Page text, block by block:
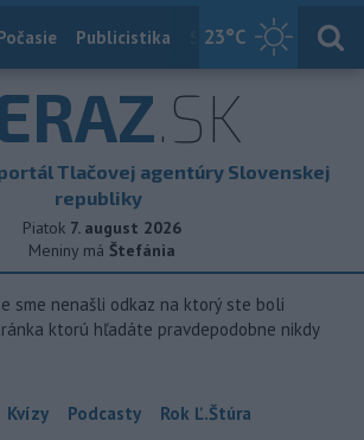
23°C
Publicistika Slovensko
.SK
Tlačovej agentúry Slovenskej
republiky
Piatok 7. august 2026
Meniny má Štefánia
sme nenašli odkaz na ktorý ste boli
ktorú hľadáte pravdepodobne nikdy
Kvízy Podcasty Rok Ľ.Štúra